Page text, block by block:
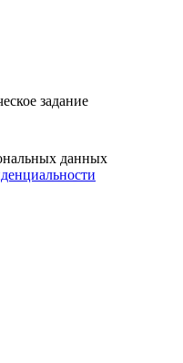
задание
данных